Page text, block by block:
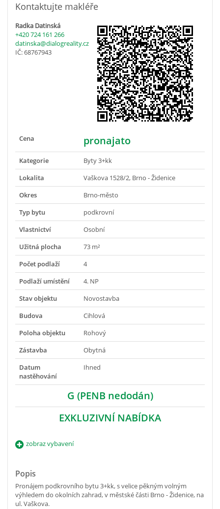
Kontaktujte makléře
Radka Datinská
+420 724 161 266
datinska@dialogreality.cz
IČ: 68767943
Cena pronajato
Kategorie
Byty 3+kk
Lokalita
Vaškova 1528/2, Brno - Židenice
Okres
Brno-město
Typ bytu
podkrovní
Vlastnictví
Osobní
Užitná plocha
73 m²
Počet podlaží
4
Podlaží umístění
4. NP
Stav objektu
Novostavba
Budova
Cihlová
Poloha objektu
Rohový
Zástavba
Obytná
Datum
nastěhování
Ihned
G (PENB nedodán)
EXKLUZIVNÍ NABÍDKA
zobraz vybavení
Popis
Pronájem podkrovního bytu 3+kk, s velice pěkným volným
výhledem do okolních zahrad, v městské části Brno - Židenice, na
ul. Vaškova.